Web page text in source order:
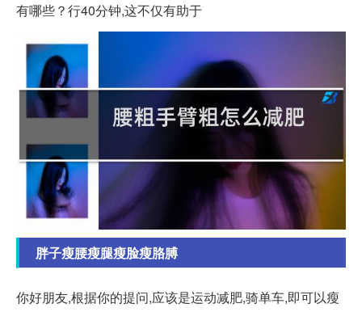
有哪些？行40分钟,这不仅有助于
胖子瘦腰瘦腿瘦脸瘦胳膊
你好朋友,根据你的提问,应该是运动减肥,骑单车,即可以瘦